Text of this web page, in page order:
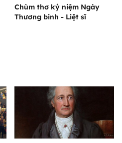
Chùm thơ kỷ niệm Ngày
Thương binh - Liệt sĩ